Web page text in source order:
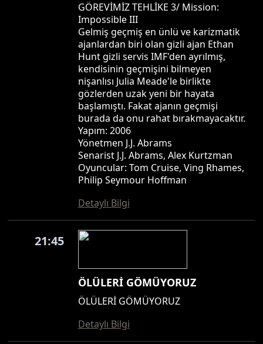
GÖREVİMİZ TEHLİKE 3/ Mission:
Impossible III
Gelmiş geçmiş en ünlü ve karizmatik
ajanlardan biri olan gizli ajan Ethan
Hunt gizli servis IMF'den ayrılmış,
kendisinin geçmişini bilmeyen
nişanlısı Julia Meade'le birlikte
gözlerden uzak yeni bir hayata
başlamıştı. Fakat ajanın geçmişi
burada da onu rahat bırakmayacaktır.
Yapım: 2006
Yönetmen J.J. Abrams
Senarist J.J. Abrams, Alex Kurtzman
Oyuncular: Tom Cruise, Ving Rhames,
Philip Seymour Hoffman
Detaylı Bilgi
21:45
ÖLÜLERİ GÖMÜYORUZ
ÖLÜLERİ GÖMÜYORUZ
Detaylı Bilgi